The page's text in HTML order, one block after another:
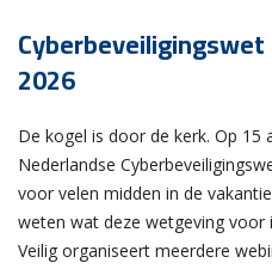
2026
De kogel is door de kerk. Op 15
Nederlandse
voor velen midden in de
weten wat deze wetgeving voor
Veilig organiseert meerdere